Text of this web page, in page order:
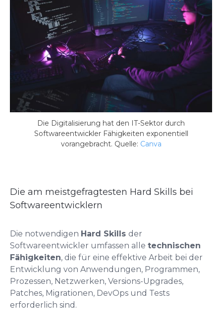
Die Digitalisierung hat den IT-Sektor durch
Softwareentwickler Fähigkeiten exponentiell
vorangebracht. Quelle: Canva
Die am meistgefragtesten Hard Skills bei
Softwareentwicklern
Die notwendigen Hard Skills der
Softwareentwickler umfassen alle technischen
Fähigkeiten, die für eine effektive Arbeit bei der
Entwicklung von Anwendungen, Programmen,
Prozessen, Netzwerken, Versions-Upgrades,
Patches, Migrationen, DevOps und Tests
erforderlich sind.